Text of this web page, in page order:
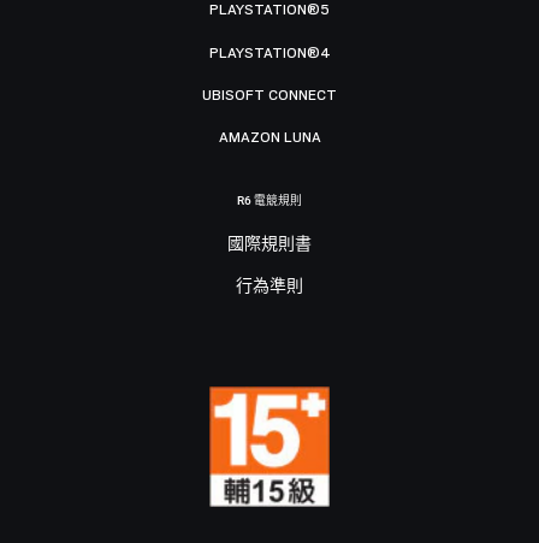
PLAYSTATION®5
PLAYSTATION®4
UBISOFT CONNECT
AMAZON LUNA
R6 電競規則
國際規則書
行為準則